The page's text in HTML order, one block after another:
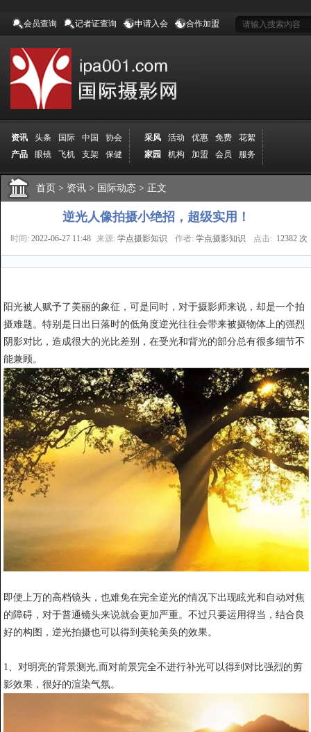
会员查询 记者证查询 申请入会 合作加盟
资讯 头条 国际 中国 协会 采风 活动 优惠 免费
花絮
产品
眼镜 飞机 支架 保健 家园 机构 加盟 会员
服务
地方
吉林 广西 山东 加拿大 空间 认证 寻友 发图
分享
学院
分院 导师 课程 报名 商城
媒体
记者 报纸 杂志 视频 展赛 赛事 展馆 直通车 更多
首页 > 资讯 > 国际动态 > 正文
逆光人像拍摄小绝招，超级实用！
时间: 2022-06-27 11:48 来源: 学点摄影知识 作者: 学点摄影知识 点击: 12382 次
阳光被人赋予了美丽的象征，可是同时，对于摄影师来说，却是一个拍
摄难题。特别是日出日落时的低角度逆光往往会带来被摄物体上的强烈
阴影对比，造成很大的光比差别，在受光和背光的部分总有很多细节不
能兼顾。
即便上万的高档镜头，也难免在完全逆光的情况下出现眩光和自动对焦
的障碍，对于普通镜头来说就会更加严重。不过只要运用得当，结合良
好的构图，逆光拍摄也可以得到美轮美奂的效果。
1、对明亮的背景测光,而对前景完全不进行补光可以得到对比强烈的剪
影效果，很好的渲染气氛。